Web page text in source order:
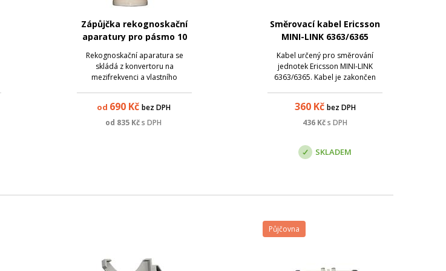
Zápůjčka rekognoskační
aparatury pro pásmo 10
Rekognoskační aparatura se
skládá z konvertoru na
mezifrekvenci a vlastního
výkonu na zvolené frekvenci
nebo kontinuální scan spektra.
od 690Kč bez DPH
od 835 Kčs DPH
Směrovací kabel Ericsson
MINI-LINK 6363/6365
Kabel určený pro směrování
jednotek Ericsson MINI-LINK
6363/6365. Kabel je zakončen
360Kč bez DPH
436 Kčs DPH
SKLADEM
Půjčovna